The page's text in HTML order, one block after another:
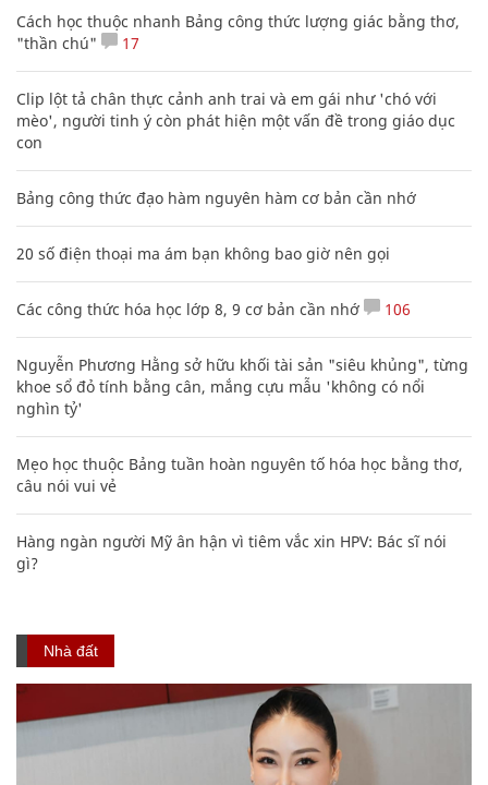
Cách học thuộc nhanh Bảng công thức lượng giác bằng thơ,
"thần chú"
17
Clip lột tả chân thực cảnh anh trai và em gái như 'chó với
mèo', người tinh ý còn phát hiện một vấn đề trong giáo dục
con
Bảng công thức đạo hàm nguyên hàm cơ bản cần nhớ
20 số điện thoại ma ám bạn không bao giờ nên gọi
Các công thức hóa học lớp 8, 9 cơ bản cần nhớ 106
Nguyễn Phương Hằng sở hữu khối tài sản "siêu khủng", từng
khoe sổ đỏ tính bằng cân, mắng cựu mẫu 'không có nổi
nghìn tỷ'
Mẹo học thuộc Bảng tuần hoàn nguyên tố hóa học bằng thơ,
câu nói vui vẻ
Hàng ngàn người Mỹ ân hận vì tiêm vắc xin HPV: Bác sĩ nói
gì?
Nhà đất